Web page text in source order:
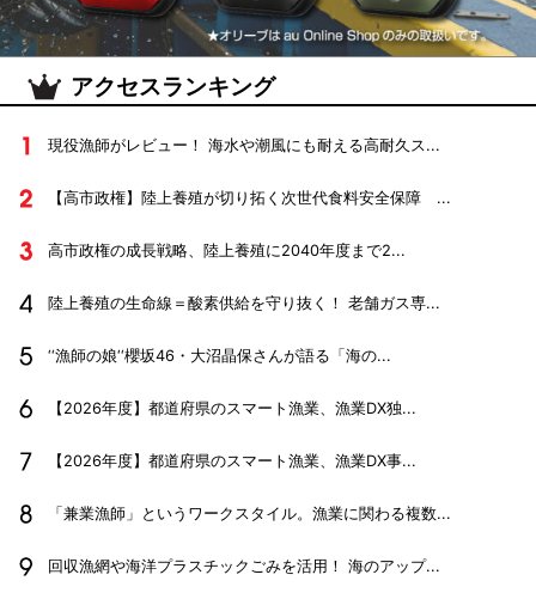
アクセスランキング
現役漁師がレビュー！ 海水や潮風にも耐える高耐久ス...
【高市政権】陸上養殖が切り拓く次世代食料安全保障 ...
高市政権の成長戦略、陸上養殖に2040年度まで2...
陸上養殖の生命線＝酸素供給を守り抜く！ 老舗ガス専...
‘‘漁師の娘‘‘櫻坂46・大沼晶保さんが語る「海の...
【2026年度】都道府県のスマート漁業、漁業DX独...
【2026年度】都道府県のスマート漁業、漁業DX事...
「兼業漁師」というワークスタイル。漁業に関わる複数...
回収漁網や海洋プラスチックごみを活用！ 海のアップ...